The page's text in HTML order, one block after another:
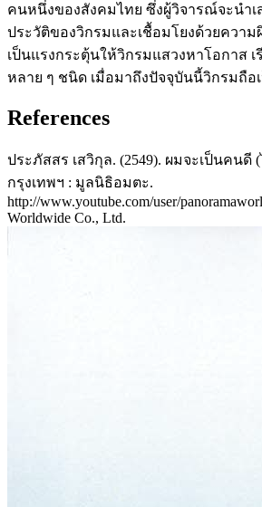
คนหนึ่งของสังคมไทย ซึ่งผู้วิจารณ์จะนำเ
ประวัติของวิกรมและเชื้อมโยงด้วยความ
เป็นแรงกระตุ้นให้วิกรมแสวงหาโอกาส
หลาย ๆ ชนิด เมื่อมาถึงปัจจุบันนี้วิกรมถือ
References
ประภัสสร เสวิกุล. (2549). ผมจะเป็นคนดี
กรุงเทพฯ : มูลนิธิอมตะ.
http://www.youtube.com/user/
Worldwide Co., Ltd.